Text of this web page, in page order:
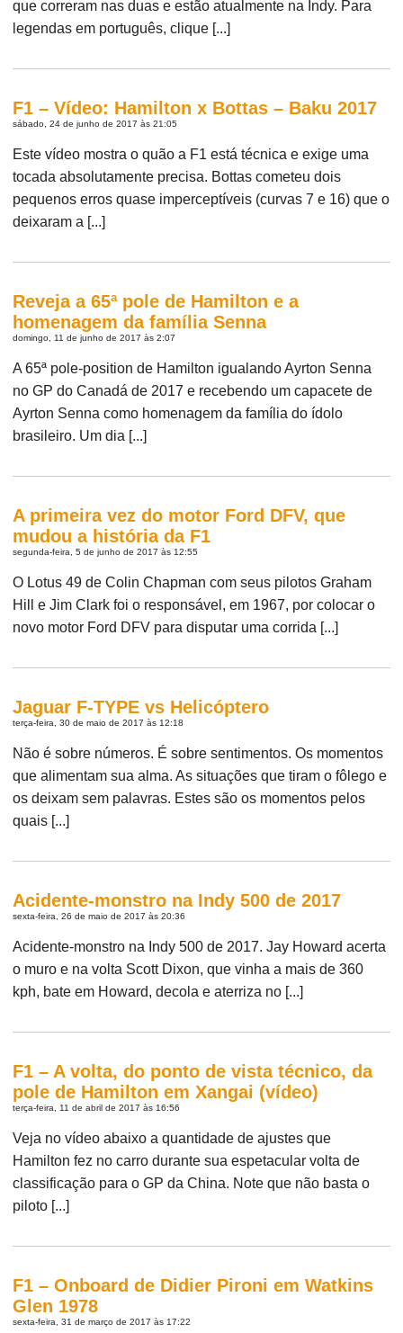
que correram nas duas e estão atualmente na Indy. Para
legendas em português, clique [...]
F1 – Vídeo: Hamilton x Bottas – Baku 2017
sábado, 24 de junho de 2017 às 21:05
Este vídeo mostra o quão a F1 está técnica e exige uma
tocada absolutamente precisa. Bottas cometeu dois
pequenos erros quase imperceptíveis (curvas 7 e 16) que o
deixaram a [...]
Reveja a 65ª pole de Hamilton e a
homenagem da família Senna
domingo, 11 de junho de 2017 às 2:07
A 65ª pole-position de Hamilton igualando Ayrton Senna
no GP do Canadá de 2017 e recebendo um capacete de
Ayrton Senna como homenagem da família do ídolo
brasileiro. Um dia [...]
A primeira vez do motor Ford DFV, que
mudou a história da F1
segunda-feira, 5 de junho de 2017 às 12:55
O Lotus 49 de Colin Chapman com seus pilotos Graham
Hill e Jim Clark foi o responsável, em 1967, por colocar o
novo motor Ford DFV para disputar uma corrida [...]
Jaguar F-TYPE vs Helicóptero
terça-feira, 30 de maio de 2017 às 12:18
Não é sobre números. É sobre sentimentos. Os momentos
que alimentam sua alma. As situações que tiram o fôlego e
os deixam sem palavras. Estes são os momentos pelos
quais [...]
Acidente-monstro na Indy 500 de 2017
sexta-feira, 26 de maio de 2017 às 20:36
Acidente-monstro na Indy 500 de 2017. Jay Howard acerta
o muro e na volta Scott Dixon, que vinha a mais de 360
kph, bate em Howard, decola e aterriza no [...]
F1 – A volta, do ponto de vista técnico, da
pole de Hamilton em Xangai (vídeo)
terça-feira, 11 de abril de 2017 às 16:56
Veja no vídeo abaixo a quantidade de ajustes que
Hamilton fez no carro durante sua espetacular volta de
classificação para o GP da China. Note que não basta o
piloto [...]
F1 – Onboard de Didier Pironi em Watkins
Glen 1978
sexta-feira, 31 de março de 2017 às 17:22